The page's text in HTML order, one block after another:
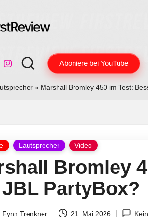
Instagram Aboniere bei YouTube
» Marshall Bromley 450 im Test:
Lautsprecher Video
Bromley
PartyBox?
Fynn Trenkner 21. Mai 2026